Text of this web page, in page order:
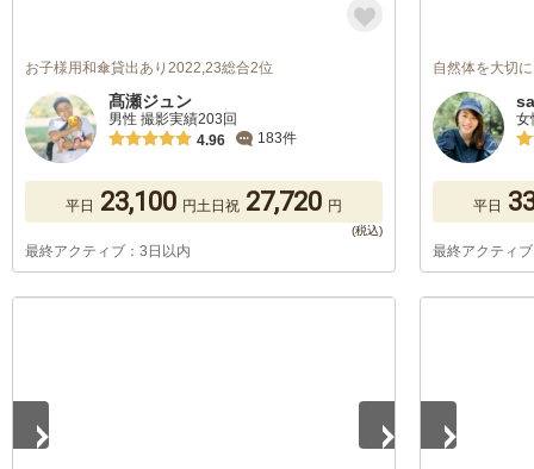
お子様用和傘貸出あり2022,23総合2位
髙瀬ジュン
男性 撮影実績203回
4.96
183件
平日 23,100 円土日祝 27,720 円
最終アクティブ：3日以内
自然体を大切
女
平日
最終アクティ